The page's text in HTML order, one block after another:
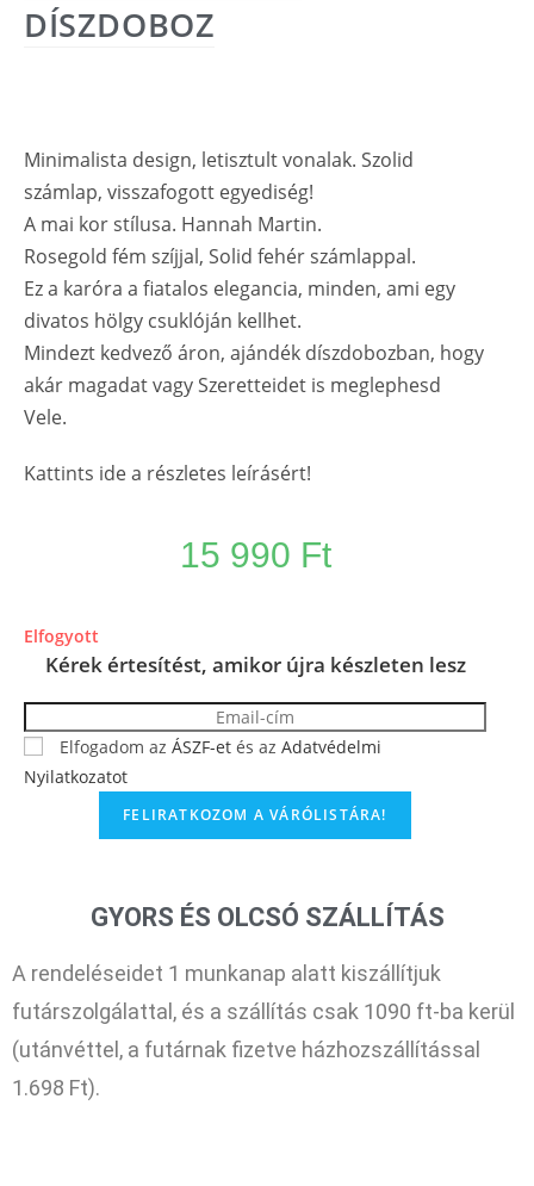
DÍSZDOBOZ
Minimalista design, letisztult vonalak. Szolid
számlap, visszafogott egyediség!
A mai kor stílusa. Hannah Martin.
Rosegold fém szíjjal, Solid fehér számlappal.
Ez a karóra a fiatalos elegancia, minden, ami egy
divatos hölgy csuklóján kellhet.
Mindezt kedvező áron, ajándék díszdobozban, hogy
akár magadat vagy Szeretteidet is meglephesd
Vele.
Kattints ide a részletes leírásért!
15 990 Ft
Elfogyott
Kérek értesítést, amikor újra készleten lesz
Elfogadom az ÁSZF-et és az Adatvédelmi
Nyilatkozatot
GYORS ÉS OLCSÓ SZÁLLÍTÁS
A rendeléseidet 1 munkanap alatt kiszállítjuk
futárszolgálattal, és a szállítás csak 1090 ft-ba kerül
(utánvéttel, a futárnak fizetve házhozszállítással
1.698 Ft).